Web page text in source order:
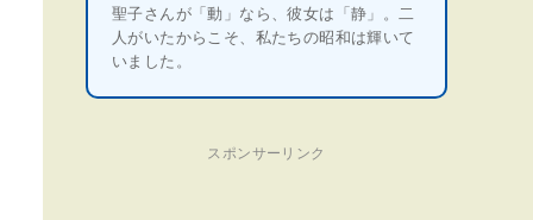
聖子さんが「動」なら、彼女は「静」。二
人がいたからこそ、私たちの昭和は輝いて
いました。
スポンサーリンク